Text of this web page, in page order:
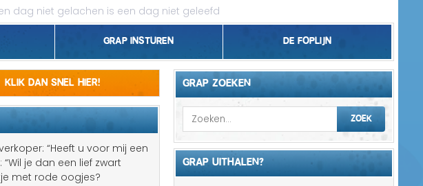
dag niet gelachen is een dag niet geleefd
Grap insturen De foplijn
Bel grappen
Topgrappen
18+ en Relatie
Klik dan snel hier!
“Heeft u voor mij een
je dan een lief zwart
met rode oogjes?
GRAP ZOEKEN
ZOEK
GRAP UITHALEN?